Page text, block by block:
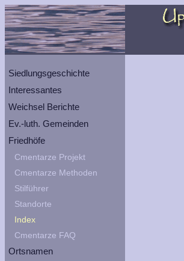
Siedlungsgeschichte
Interessantes
Weichsel Berichte
Ev.-luth. Gemeinden
Friedhöfe
Cmentarze Projekt
Cmentarze Methoden
Stilführer
Standorte
Index
Cmentarze FAQ
Ortsnamen